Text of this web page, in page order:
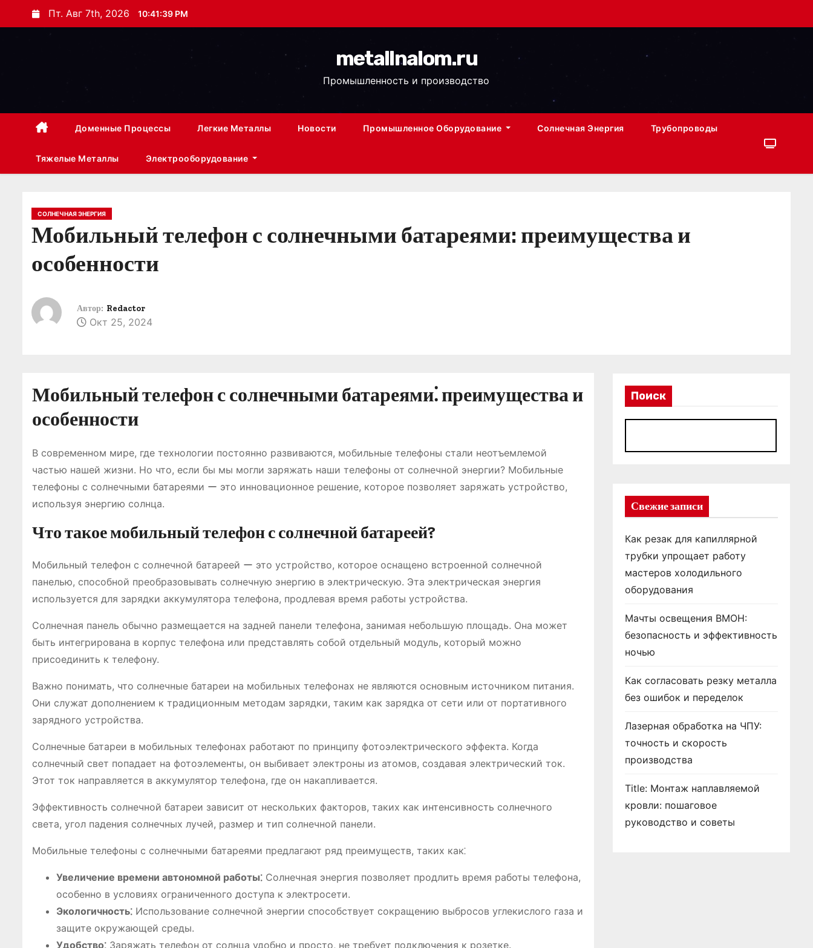
е
д
Пт. Авг 7th, 2026 10:41:40 PM
metallnalom.ru
Промышленность и производство
Доменные Процессы Легкие Металлы Новости Промышленное Оборудование Солнечная Энергия Трубопроводы
Тяжелые Металлы Электрооборудование
СОЛНЕЧНАЯ ЭНЕРГИЯ
Мобильный телефон с солнечными батареями: преимущества и
особенности
Автор: Redactor
Окт 25, 2024
Мобильный телефон с солнечными батареями⁚ преимущества и
особенности
В современном мире, где технологии постоянно развиваются, мобильные телефоны стали неотъемлемой
частью нашей жизни. Но что, если бы мы могли заряжать наши телефоны от солнечной энергии? Мобильные
телефоны с солнечными батареями ー это инновационное решение, которое позволяет заряжать устройство,
используя энергию солнца.
Что такое мобильный телефон с солнечной батареей?
Мобильный телефон с солнечной батареей ー это устройство, которое оснащено встроенной солнечной
панелью, способной преобразовывать солнечную энергию в электрическую. Эта электрическая энергия
используется для зарядки аккумулятора телефона, продлевая время работы устройства.
Солнечная панель обычно размещается на задней панели телефона, занимая небольшую площадь. Она может
быть интегрирована в корпус телефона или представлять собой отдельный модуль, который можно
присоединить к телефону.
Важно понимать, что солнечные батареи на мобильных телефонах не являются основным источником питания.
Они служат дополнением к традиционным методам зарядки, таким как зарядка от сети или от портативного
зарядного устройства.
Солнечные батареи в мобильных телефонах работают по принципу фотоэлектрического эффекта. Когда
солнечный свет попадает на фотоэлементы, он выбивает электроны из атомов, создавая электрический ток.
Этот ток направляется в аккумулятор телефона, где он накапливается.
Эффективность солнечной батареи зависит от нескольких факторов, таких как интенсивность солнечного
света, угол падения солнечных лучей, размер и тип солнечной панели.
Мобильные телефоны с солнечными батареями предлагают ряд преимуществ, таких как⁚
Увеличение времени автономной работы⁚ Солнечная энергия позволяет продлить время работы телефона,
особенно в условиях ограниченного доступа к электросети.
Экологичность⁚ Использование солнечной энергии способствует сокращению выбросов углекислого газа и
защите окружающей среды.
Удобство⁚ Заряжать телефон от солнца удобно и просто, не требует подключения к розетке.
Поиск
Свежие записи
Как резак для капиллярной
трубки упрощает работу
мастеров холодильного
оборудования
Мачты освещения ВМОН:
безопасность и эффективность
ночью
Как согласовать резку металла
без ошибок и переделок
Лазерная обработка на ЧПУ:
точность и скорость
производства
Title: Монтаж наплавляемой
кровли: пошаговое
руководство и советы